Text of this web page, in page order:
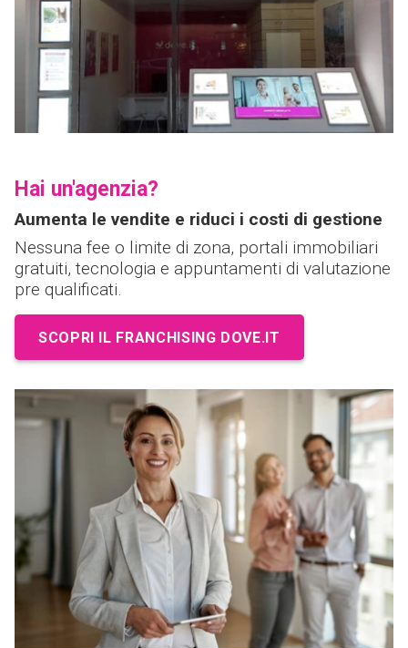
Hai un'agenzia?
Aumenta le vendite e riduci i costi di gestione
Nessuna fee o limite di zona, portali immobiliari
gratuiti, tecnologia e appuntamenti di valutazione
pre qualificati.
SCOPRI IL FRANCHISING DOVE.IT